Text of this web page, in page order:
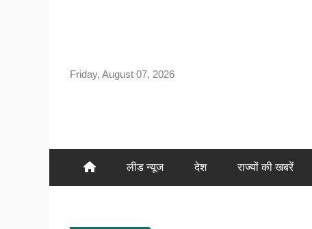
Friday, August 07, 2026
लीड न्यूज देश राज्यों की खबरें